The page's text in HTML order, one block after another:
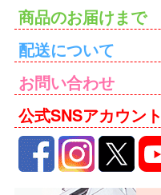
商品のお届けまで
配送について
お問い合わせ
公式SNSアカウント